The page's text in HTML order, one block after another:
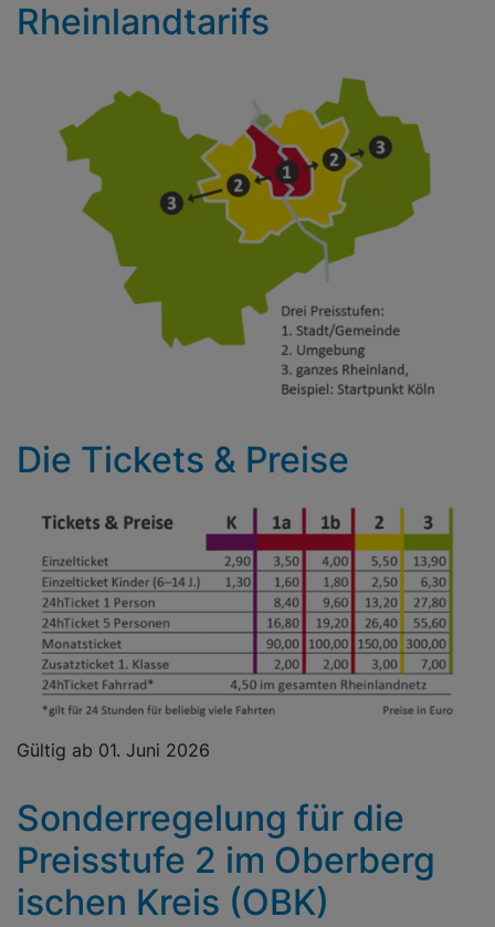
Rheinlandtarifs
Die Tickets & Preise
Gültig ab 01. Juni 2026
Sonderregelung für die
Preisstufe 2 im Oberberg
ischen Kreis (OBK)